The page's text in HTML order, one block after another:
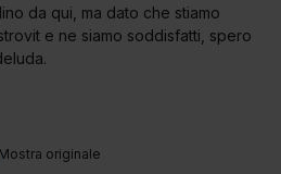
originale
da qui, ma dato che stiamo
e ne siamo soddisfatti, spero